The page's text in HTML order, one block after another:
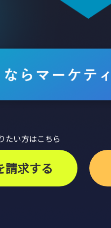
たい方はこちら
請求する